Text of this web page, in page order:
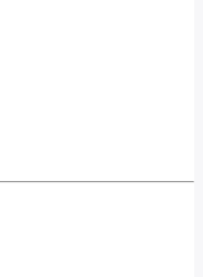
ศขายบ้าน
อันดับ1
ขาย
รับลงขายบ้าน